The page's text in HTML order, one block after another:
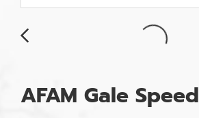
AFAM Gale Speed